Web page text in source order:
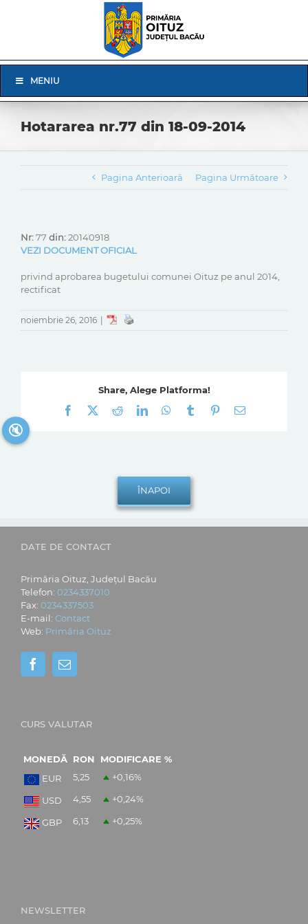
Navigation
MENIU
Hotararea nr.77 din 18-09-2014
Pagina Anterioară Pagina Următoare
Nr:77 din:20140918
VEZI DOCUMENT OFICIAL
privind aprobarea bugetului comunei Oituz pe anul 2014,
rectificat
noiembrie 26, 2016
Share, Alege Platforma!
Facebook
RedditLinkedInWhatsApp
Tumblr Pinterest
E-
DATE DE CONTACT
Primăria Oituz, Județul Bacău
Telefon: 0234337010
Fax: 0234337503
E-mail: Contact
Web: Primăria Oituz
CURS VALUTAR
MONEDĂ RON
MODIFICARE %
EUR
5,25 +0,16%
USD 4,55 +0,24%
GBP 6,13 +0,25%
NEWSLETTER
🔇